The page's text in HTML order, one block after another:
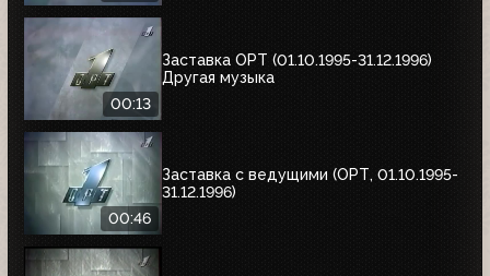
00:13
Заставка ОРТ (01.10.1995-31.12.1996)
Другая музыка
00:46
Заставка с ведущими (ОРТ, 01.10.1995-
31.12.1996)